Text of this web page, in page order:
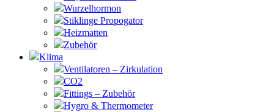
Wurzelhormon
Stiklinge Propogator
Heizmatten
Zubehör
Klima
Ventilatoren – Zirkulation
CO2
Fittings – Zubehör
Hygro & Thermometer